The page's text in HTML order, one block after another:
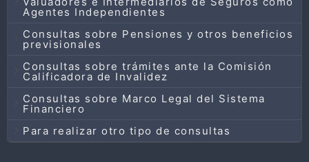
Agentes Independientes
Consultas sobre Pensiones y otros beneficios
previsionales
Consultas sobre trámites ante la Comisión
Calificadora de Invalidez
Consultas sobre Marco Legal del Sistema
Financiero
Para realizar otro tipo de consultas